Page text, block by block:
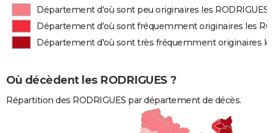
Département d'où sont peu originaires les RODRIGUES
Département d'où sont fréquemment originaires les
Département d'où sont très fréquemment originaires
Où décèdent les RODRIGUES ?
Répartition des RODRIGUES par département de décès.